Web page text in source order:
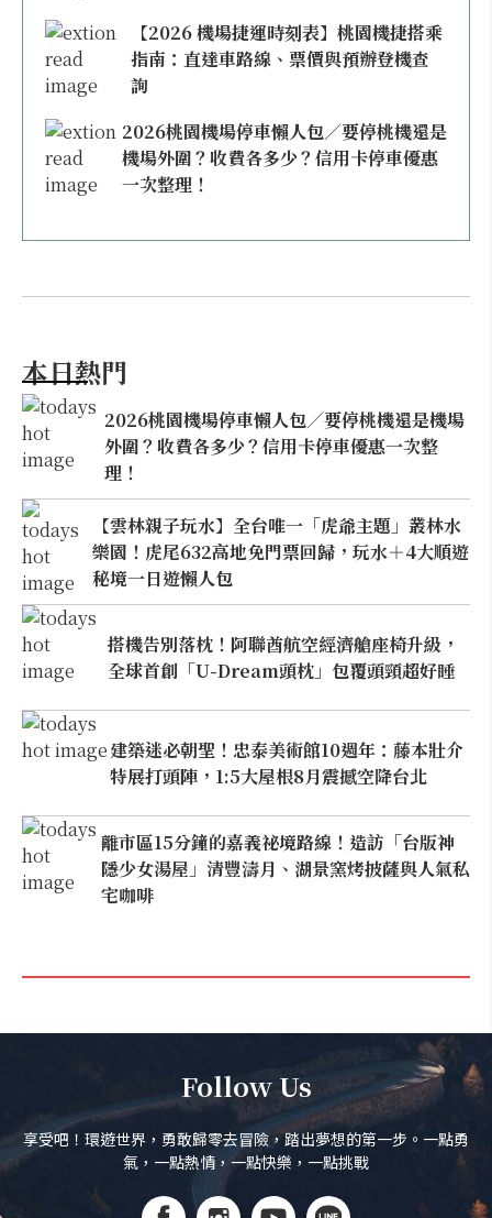
【2026 機場捷運時刻表】桃園機捷搭乘
指南：直達車路線、票價與預辦登機查
詢
2026桃園機場停車懶人包／要停桃機還是
機場外圍？收費各多少？信用卡停車優惠
一次整理！
本日熱門
2026桃園機場停車懶人包／要停桃機還是機場
外圍？收費各多少？信用卡停車優惠一次整
理！
【雲林親子玩水】全台唯一「虎爺主題」叢林水
樂園！虎尾632高地免門票回歸，玩水＋4大順遊
秘境一日遊懶人包
搭機告別落枕！阿聯酋航空經濟艙座椅升級，
全球首創「U-Dream頭枕」包覆頭頸超好睡
建築迷必朝聖！忠泰美術館10週年：藤本壯介
特展打頭陣，1:5大屋根8月震撼空降台北
離市區15分鐘的嘉義祕境路線！造訪「台版神
隱少女湯屋」清豐濤月、湖景窯烤披薩與人氣私
宅咖啡
Follow Us
享受吧！環遊世界，勇敢歸零去冒險，踏出夢想的第一步。一點勇
氣，一點熱情，一點快樂，一點挑戰